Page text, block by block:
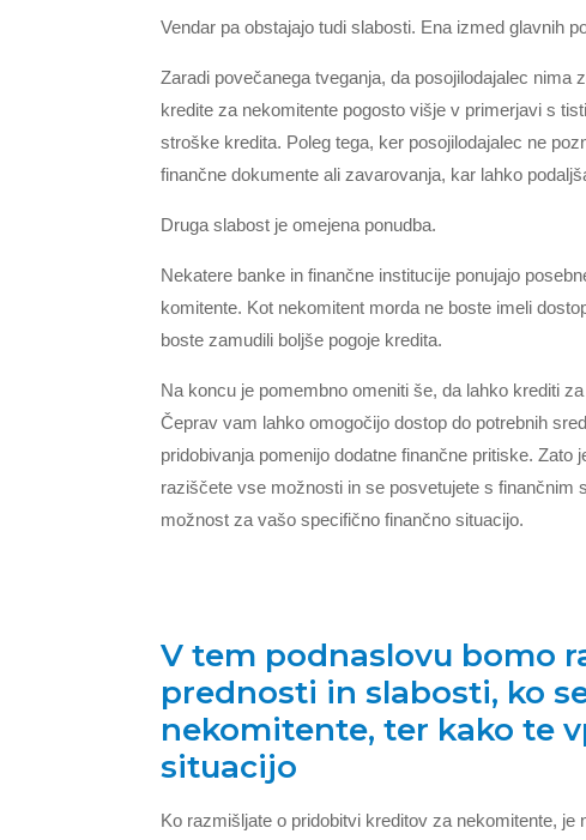
Vendar pa obstajajo tudi slabosti. Ena izmed glavnih
Zaradi povečanega tveganja, da posojilodajalec
kredite za nekomitente pogosto višje v primerjavi s
stroške kredita. Poleg tega, ker posojilodajalec ne
finančne dokumente ali zavarovanja, kar lahko
Druga slabost je omejena ponudba.
Nekatere banke in finančne institucije ponujajo
komitente. Kot nekomitent morda ne boste imeli
boste zamudili boljše pogoje kredita.
Na koncu je pomembno omeniti še, da lahko krediti
Čeprav vam lahko omogočijo dostop do potrebnih
pridobivanja pomenijo dodatne finančne pritiske.
raziščete vse možnosti in se posvetujete s finančnim
možnost za vašo specifično finančno situacijo.
V tem podnaslovu bomo
prednosti in slabosti, ko
nekomitente, ter kako te
situacijo
Ko razmišljate o pridobitvi kreditov za nekomitente,